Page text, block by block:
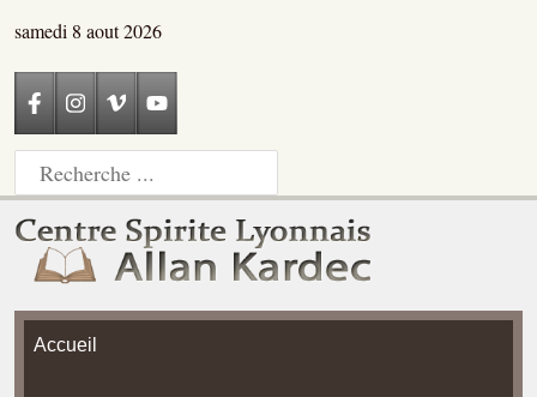
samedi 8 aout 2026
Accueil